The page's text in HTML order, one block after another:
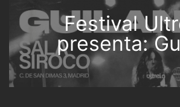
Festival
presenta: